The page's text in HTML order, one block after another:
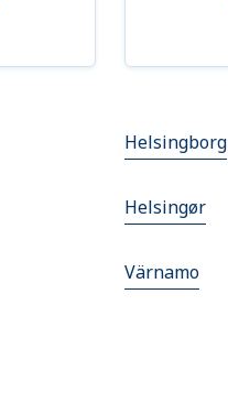
Helsingborg
Helsingør
Värnamo